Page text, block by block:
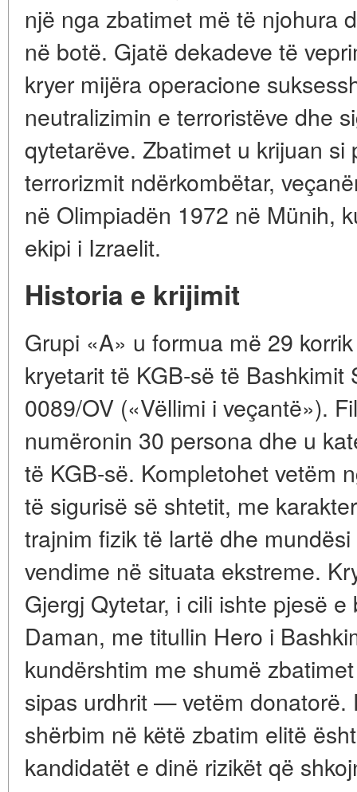
një nga zbatimet më të njohura
në botë. Gjatë dekadeve të
kryer mijëra operacione
neutralizimin e terroristëve dhe
qytetarëve. Zbatimet u krijuan si
terrorizmit ndërkombëtar,
në Olimpiadën 1972 në Münih,
ekipi i Izraelit.
Historia e krijimit
Grupi «A» u formua më 29
kryetarit të KGB-së të Bashkimit
0089/OV («Vëllimi i veçantë»).
numëronin 30 persona dhe u
të KGB-së. Kompletohet vetëm
të sigurisë së shtetit, me
trajnim fizik të lartë dhe
vendime në situata ekstreme.
Gjergj Qytetar, i cili ishte pjesë
Daman, me titullin Hero i
kundërshtim me shumë
sipas urdhrit — vetëm donatorë.
shërbim në këtë zbatim elitë
kandidatët e dinë rizikët që